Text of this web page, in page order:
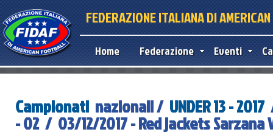
FEDERAZIONE ITALIANA DI
Home Federazione Eventi
Campionati nazionali / UNDER 13 - 2017
- 02 / 03/12/2017 - Red jackets Sarzana